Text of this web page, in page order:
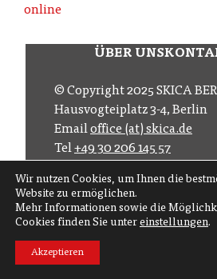
online
Wir nutzen Cookies, um Ihnen die
Website zu ermöglichen.
Mehr Informationen sowie die
Cookies finden Sie unter einstellungen.
Akzeptieren
ÜBER UNS
© Copyright 2025 SKICA
Hausvogteiplatz 3-4, Berlin
Emailoffice (at) skica.de
Tel+49 30 206 145 57
Folgen Sie